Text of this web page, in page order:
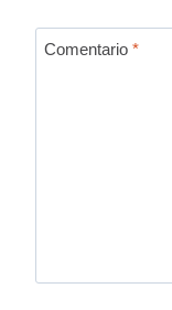
Comentario *